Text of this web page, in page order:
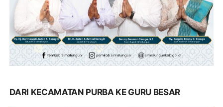
DARI KECAMATAN PURBA KE GURU BESAR